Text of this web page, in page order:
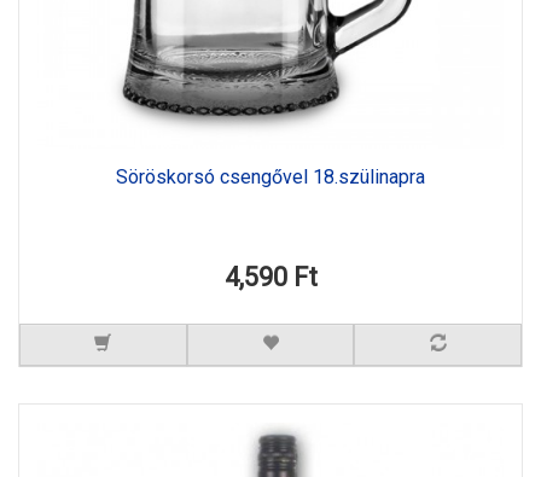
Söröskorsó csengővel 18.szülinapra
4,590 Ft